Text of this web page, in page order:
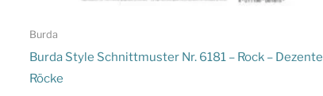
Burda
Burda Style Schnittmuster Nr. 6181 – Rock – Dezente
Röcke